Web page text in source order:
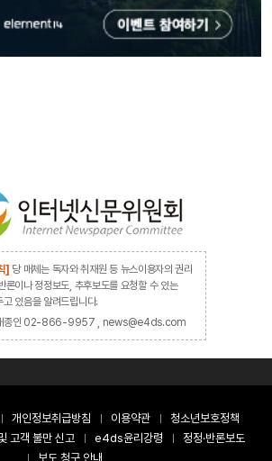
] 당 매체는 독자와 취재원 등 뉴스이용자의 권리
론이나 정정보도, 추후보도를 요청할 수 있는
고 있음을 알려드립니다.
배종인 02-866-9957 , news@e4ds.com
개인정보취급방침 이용약관
청소년보호정책
고객 불만 신고 e4ds윤리강령
정정·반론보도
보도 청구 안내